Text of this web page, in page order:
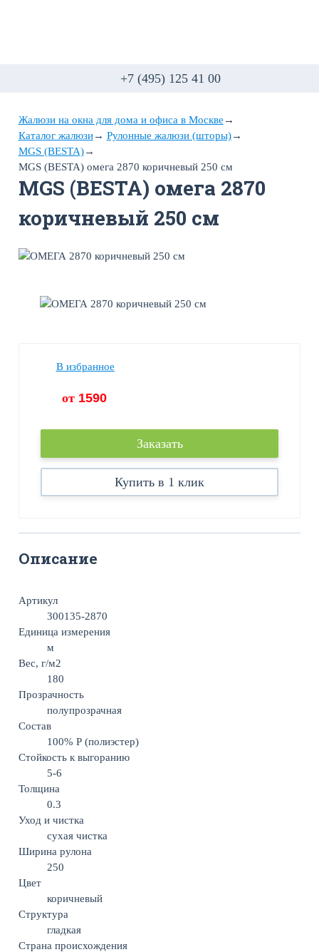
+7 (495) 125 41 00
Жалюзи на окна для дома и офиса в Москве →
Каталог жалюзи→ Рулонные жалюзи (шторы)→
MGS (BESTA)→
MGS (BESTA) омега 2870 коричневый 250 см
MGS (BESTA) омега 2870
коричневый 250 см
В избранное
от 1590
Заказать
Купить в 1 клик
Описание
Артикул
300135-2870
Единица измерения
м
Вес, г/м2
180
Прозрачность
полупрозрачная
Состав
100% Р (полиэстер)
Стойкость к выгоранию
5-6
Толщина
0.3
Уход и чистка
сухая чистка
Ширина рулона
250
Цвет
коричневый
Структура
гладкая
Страна происхождения